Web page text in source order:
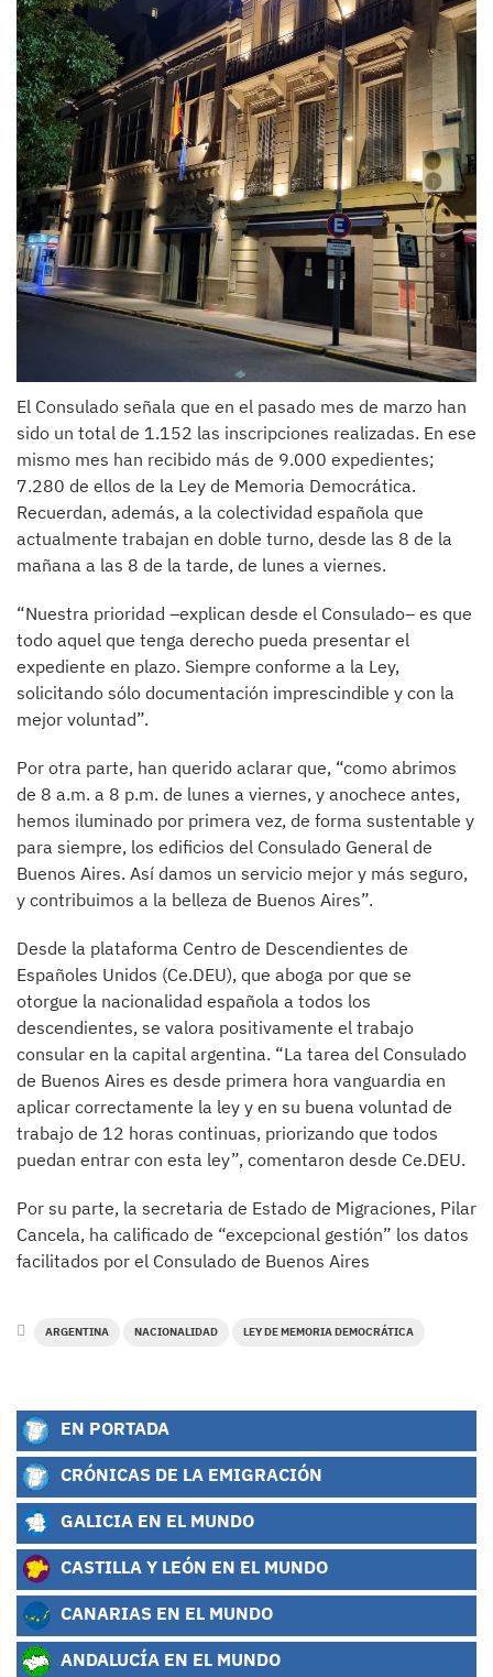
El Consulado señala que en el pasado mes de marzo han
sido un total de 1.152 las inscripciones realizadas. En ese
mismo mes han recibido más de 9.000 expedientes;
7.280 de ellos de la Ley de Memoria Democrática.
Recuerdan, además, a la colectividad española que
actualmente trabajan en doble turno, desde las 8 de la
mañana a las 8 de la tarde, de lunes a viernes.
“Nuestra prioridad –explican desde el Consulado– es que
todo aquel que tenga derecho pueda presentar el
expediente en plazo. Siempre conforme a la Ley,
solicitando sólo documentación imprescindible y con la
mejor voluntad”.
Por otra parte, han querido aclarar que, “como abrimos
de 8 a.m. a 8 p.m. de lunes a viernes, y anochece antes,
hemos iluminado por primera vez, de forma sustentable y
para siempre, los edificios del Consulado General de
Buenos Aires. Así damos un servicio mejor y más seguro,
y contribuimos a la belleza de Buenos Aires”.
Desde la plataforma Centro de Descendientes de
Españoles Unidos (Ce.DEU), que aboga por que se
otorgue la nacionalidad española a todos los
descendientes, se valora positivamente el trabajo
consular en la capital argentina. “La tarea del Consulado
de Buenos Aires es desde primera hora vanguardia en
aplicar correctamente la ley y en su buena voluntad de
trabajo de 12 horas continuas, priorizando que todos
puedan entrar con esta ley”, comentaron desde Ce.DEU.
Por su parte, la secretaria de Estado de Migraciones, Pilar
Cancela, ha calificado de “excepcional gestión” los datos
facilitados por el Consulado de Buenos Aires
ARGENTINA NACIONALIDAD LEY DE MEMORIA DEMOCRÁTICA
EN PORTADA
CRÓNICAS DE LA EMIGRACIÓN
GALICIA EN EL MUNDO
CASTILLA Y LEÓN EN EL MUNDO
CANARIAS EN EL MUNDO
ANDALUCÍA EN EL MUNDO